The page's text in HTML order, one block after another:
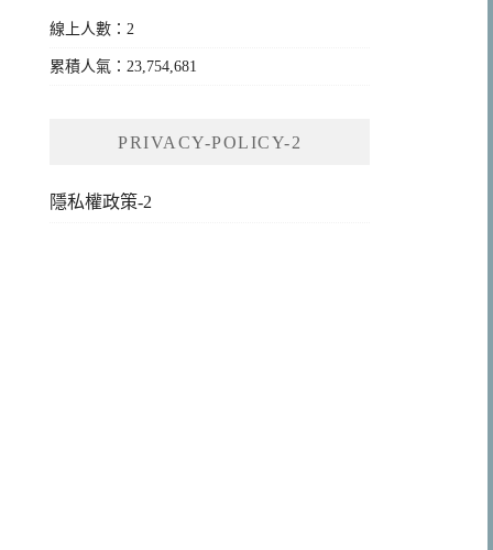
線上人數：2
累積人氣：23,754,681
PRIVACY-POLICY-2
隱私權政策-2